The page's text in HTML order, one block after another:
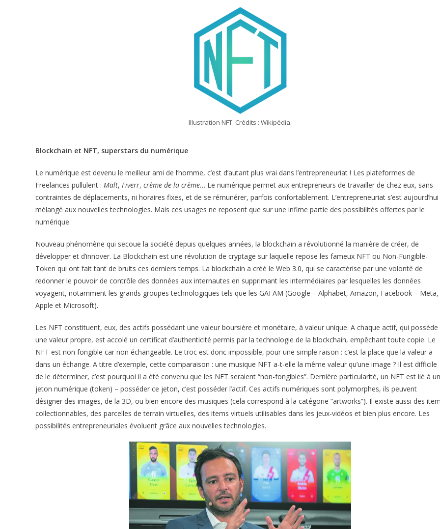
Illustration NFT. Crédits : Wikipédia.
Blockchain et NFT, superstars du numérique
Le numérique est devenu le meilleur ami de l’homme, c’est d’autant plus vrai dans l’entrepreneuriat ! Les plateformes de
Freelances pullulent : Malt, Fiverr, crème de la crème… Le numérique permet aux entrepreneurs de travailler de chez eux, sans
contraintes de déplacements, ni horaires fixes, et de se rémunérer, parfois confortablement. L’entrepreneuriat s’est aujourd’hui
mélangé aux nouvelles technologies. Mais ces usages ne reposent que sur une infime partie des possibilités offertes par le
numérique.
Nouveau phénomène qui secoue la société depuis quelques années, la blockchain a révolutionné la manière de créer, de
développer et d’innover. La Blockchain est une révolution de cryptage sur laquelle repose les fameux NFT ou Non-Fungible-
Token qui ont fait tant de bruits ces derniers temps. La blockchain a créé le Web 3.0, qui se caractérise par une volonté de
redonner le pouvoir de contrôle des données aux internautes en supprimant les intermédiaires par lesquelles les données
voyagent, notamment les grands groupes technologiques tels que les GAFAM (Google – Alphabet, Amazon, Facebook – Meta,
Apple et Microsoft).
Les NFT constituent, eux, des actifs possédant une valeur boursière et monétaire, à valeur unique. A chaque actif, qui possède
une valeur propre, est accolé un certificat d’authenticité permis par la technologie de la blockchain, empêchant toute copie. Le
NFT est non fongible car non échangeable. Le troc est donc impossible, pour une simple raison : c’est la place que la valeur a
dans un échange. A titre d’exemple, cette comparaison : une musique NFT a-t-elle la même valeur qu’une image ? Il est difficile
de le déterminer, c’est pourquoi il a été convenu que les NFT seraient “non-fongibles”. Dernière particularité, un NFT est lié à un
jeton numérique (token) – posséder ce jeton, c’est posséder l’actif. Ces actifs numériques sont polymorphes, ils peuvent
désigner des images, de la 3D, ou bien encore des musiques (cela correspond à la catégorie “artworks”). Il existe aussi des
collectionnables, des parcelles de terrain virtuelles, des items virtuels utilisables dans les jeux-vidéos et bien plus encore. Les
possibilités entrepreneuriales évoluent grâce aux nouvelles technologies.